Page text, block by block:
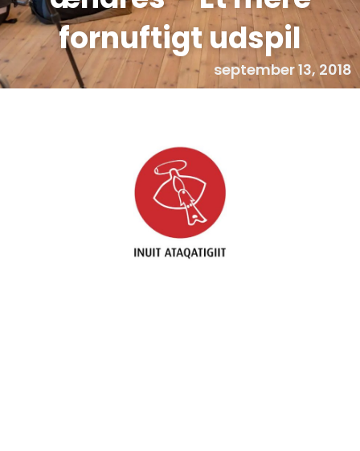
fornuftigt udspil
september 13, 2018